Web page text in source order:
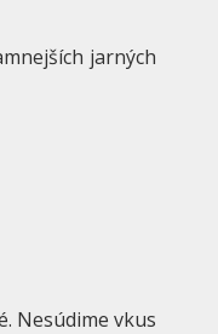
jarných
Nesúdime vkus